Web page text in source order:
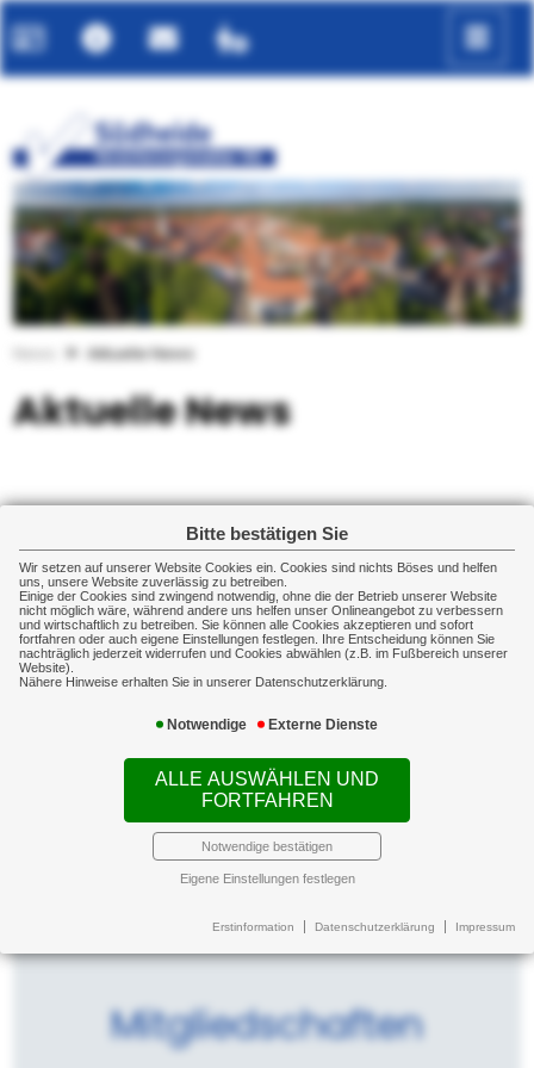
Bitte bestätigen Sie
Wir setzen auf unserer Website Cookies ein. Cookies sind nichts Böses und helfen
uns, unsere Website zuverlässig zu betreiben.
Einige der Cookies sind zwingend notwendig, ohne die der Betrieb unserer Website
nicht möglich wäre, während andere uns helfen unser Onlineangebot zu verbessern
und wirtschaftlich zu betreiben. Sie können alle Cookies akzeptieren und sofort
fortfahren oder auch eigene Einstellungen festlegen. Ihre Entscheidung können Sie
nachträglich jederzeit widerrufen und Cookies abwählen (z.B. im Fußbereich unserer
Website).
Nähere Hinweise erhalten Sie in unserer Datenschutzerklärung.
Notwendige Externe Dienste
ALLE AUSWÄHLEN UND
FORTFAHREN
Notwendige bestätigen
Eigene Einstellungen festlegen
Erstinformation Datenschutzerklärung Impressum
zurück weiter
Aktuelle News
Aktuelle News
Kontakt
Südheide Versicherungsmakler KG
Krähenbergweg 7a
29229 Celle
+49 5141 52344
+49 5141 52761
Mitgliedschaften